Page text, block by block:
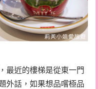
最近的樓梯是從東一門
外話，如果想品嚐極品